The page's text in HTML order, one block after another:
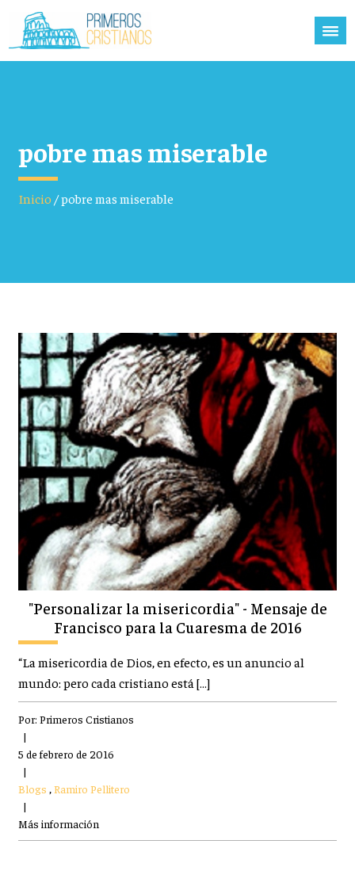
pobre mas miserable
Inicio/pobre mas miserable
"Personalizar la misericordia" - Mensaje de
Francisco para la Cuaresma de 2016
“La misericordia de Dios, en efecto, es un anuncio al
mundo: pero cada cristiano está […]
Por: Primeros Cristianos
|
5 de febrero de 2016
|
Blogs ,Ramiro Pellitero
|
Más información